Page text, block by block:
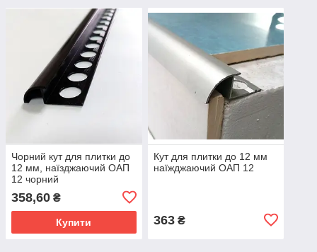
Чорний кут для плитки до
12 мм, наїзджаючий ОАП
12 чорний
358,60 ₴
Купити
Кут для плитки до 12 мм
наїжджаючий ОАП 12
363₴